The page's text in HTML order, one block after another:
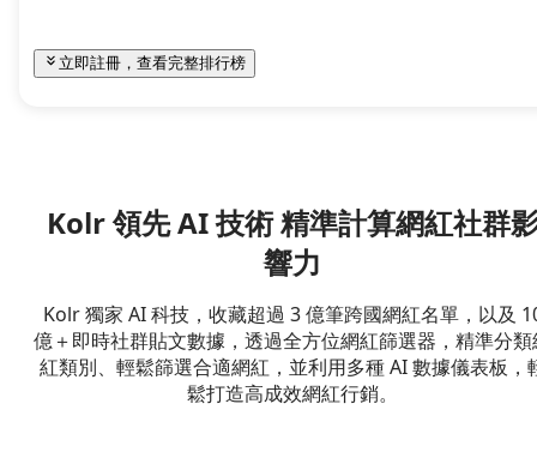
立即註冊，查看完整排行榜
Kolr 領先 AI 技術 精準計算網紅社群
響力
Kolr 獨家 AI 科技，收藏超過 3 億筆跨國網紅名單，以及
億＋即時社群貼文數據，透過全方位網紅篩選器，精準分類
紅類別、輕鬆篩選合適網紅，並利用多種 AI 數據儀表板，
鬆打造高成效網紅行銷。